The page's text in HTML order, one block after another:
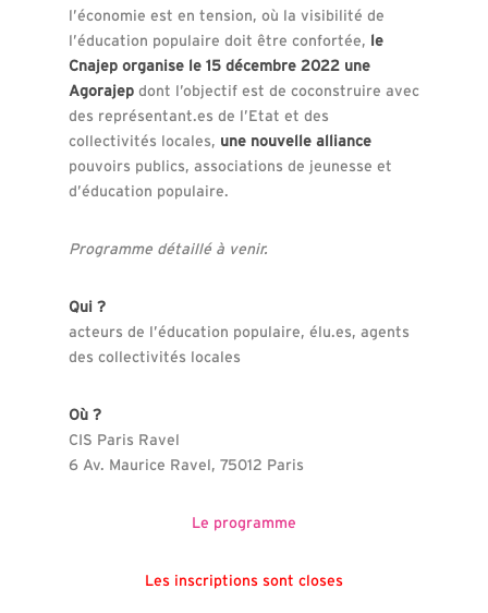
l’économie est en tension, où la visibilité de
l’éducation populaire doit être confortée, le
Cnajep organise le 15 décembre 2022 une
Agorajepdont l’objectif est de coconstruire avec
des représentant.es de l’Etat et des
collectivités locales, une nouvelle alliance
pouvoirs publics, associations de jeunesse et
d’éducation populaire.
Programme détaillé à venir.
Qui ?
acteurs de l’éducation populaire, élu.es, agents
des collectivités locales
Où ?
CIS Paris Ravel
6 Av. Maurice Ravel, 75012 Paris
Le programme
Les inscriptions sont closes